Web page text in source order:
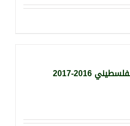
التقرير الاستراتيجي الفلسطيني 2016-2017